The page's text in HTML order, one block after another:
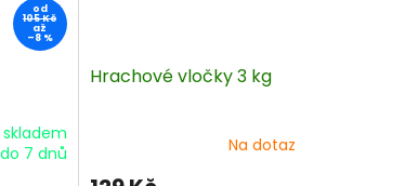
od
105 Kč
až
–8 %
do 7 dnů
Hrachové vločky 3 kg
Na dotaz